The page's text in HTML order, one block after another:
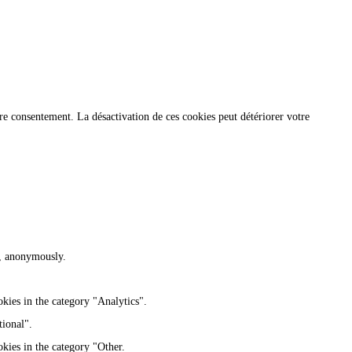
consentement. La désactivation de ces cookies peut détériorer votre
in the category "Analytics".
in the category "Other.